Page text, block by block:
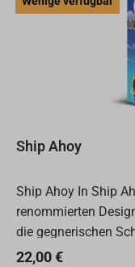
Ship Ahoy
Ship Ahoy In Ship
renommierten
die gegnerischen
speziellen
Regulärer Preis:
22,00 €